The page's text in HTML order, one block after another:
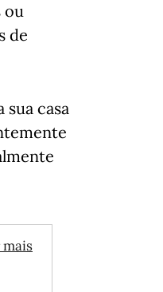
ou
de
casa
mais